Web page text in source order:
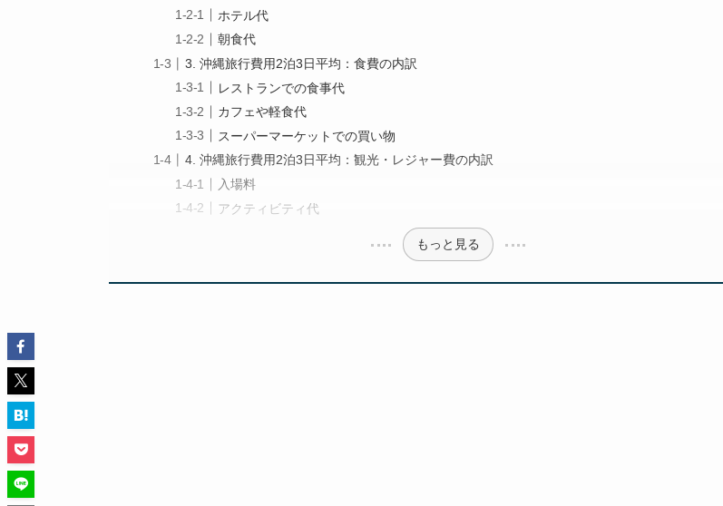
ホテル代
朝食代
3. 沖縄旅行費用2泊3日平均：食費の内訳
レストランでの食事代
カフェや軽食代
スーパーマーケットでの買い物
4. 沖縄旅行費用2泊3日平均：観光・レジャー費の内訳
入場料
アクティビティ代
もっと見る